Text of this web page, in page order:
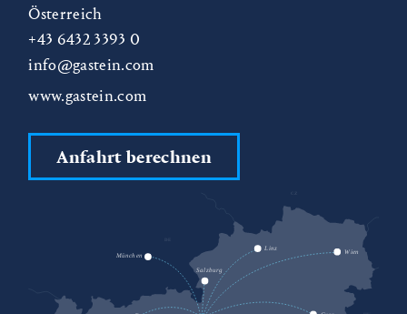
Österreich
+43 6432 3393 0
info@gastein.com
www.gastein.com
Anfahrt berechnen
München
Wien
Linz
Salzburg